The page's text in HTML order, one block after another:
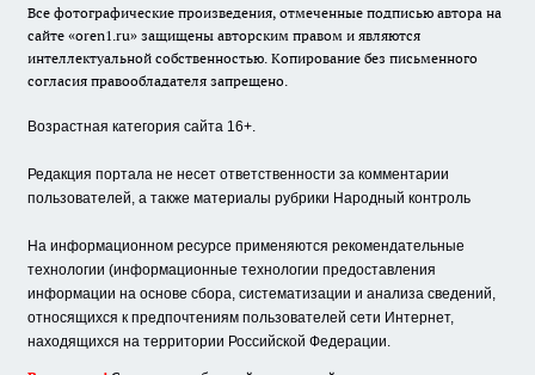
Все фотографические произведения, отмеченные подписью автора на
сайте «oren1.ru» защищены авторским правом и являются
интеллектуальной собственностью. Копирование без письменного
согласия правообладателя запрещено.
Возрастная категория сайта 16+.
Редакция портала не несет ответственности за комментарии
пользователей, а также материалы рубрики Народный контроль
На информационном ресурсе применяются рекомендательные
технологии (информационные технологии предоставления
информации на основе сбора, систематизации и анализа сведений,
относящихся к предпочтениям пользователей сети Интернет,
находящихся на территории Российской Федерации.